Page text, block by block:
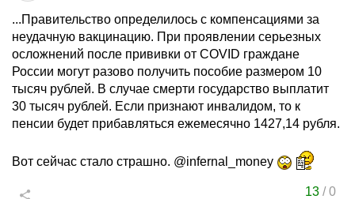
...Правительство определилось с компенсациями за
неудачную вакцинацию. При проявлении серьезных
осложнений после прививки от COVID граждане
России могут разово получить пособие размером 10
тысяч рублей. В случае смерти государство выплатит
30 тысяч рублей. Если признают инвалидом, то к
пенсии будет прибавляться ежемесячно 1427,14 рубля.
Вот сейчас стало страшно. @infernal_money
13 /0